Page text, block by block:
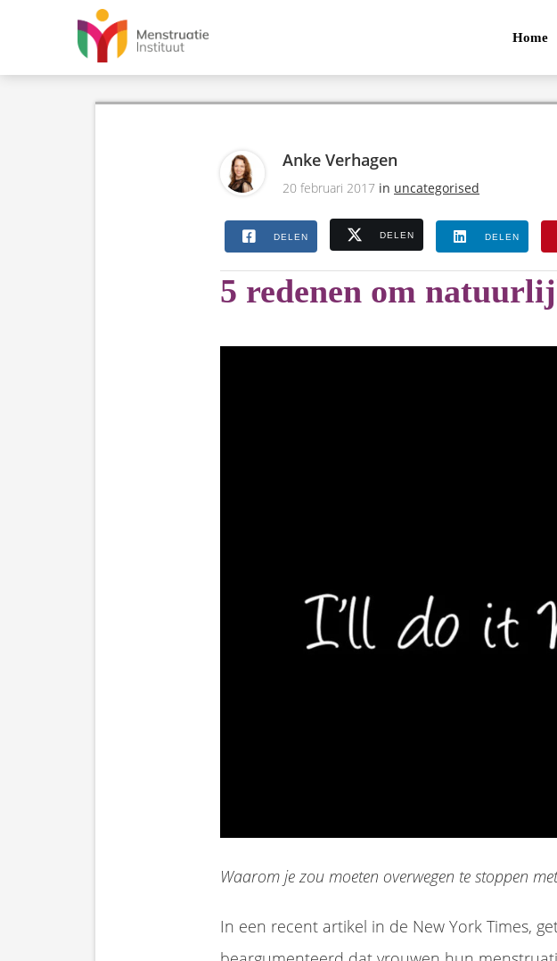
Home
Anke Verhagen
20 februari 2017 in uncategorised
DELEN DELEN DELEN
5 redenen om
Waarom je zou moeten overwegen te stoppen
In een recent artikel in de New York Times,